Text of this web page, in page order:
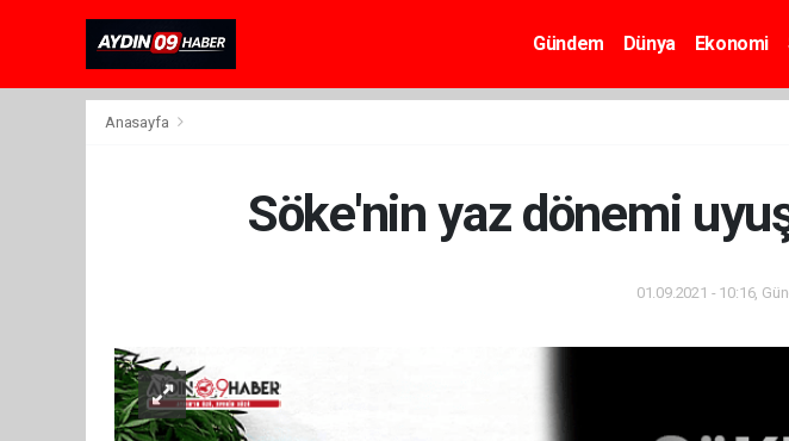
Gündem Dünya Ekonomi
Anasayfa
Söke'nin yaz dönemi
01.09.2021 - 10:16,